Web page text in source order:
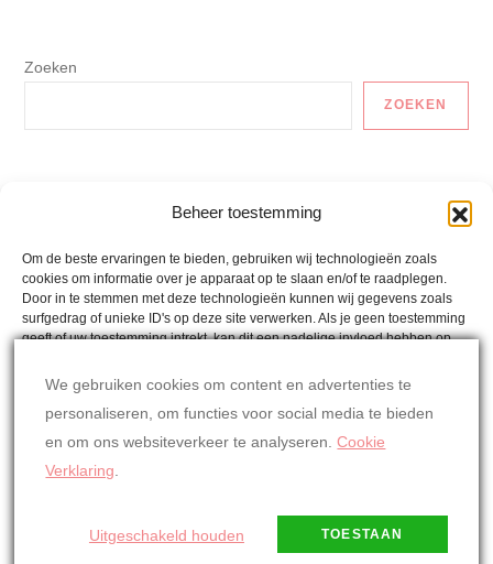
Beheer toestemming
Om de beste ervaringen te bieden, gebruiken wij technologieën zoals
cookies om informatie over je apparaat op te slaan en/of te raadplegen.
Door in te stemmen met deze technologieën kunnen wij gegevens zoals
surfgedrag of unieke ID's op deze site verwerken. Als je geen toestemming
geeft of uw toestemming intrekt, kan dit een nadelige invloed hebben op
ACCEPTEREN
BEKIJK VOORKEUREN
Zoeken
ZOEKEN
Lactosevrije Recepten
Mina´s Weetjes
Oostenrijkse Recepten
Overig
We gebruiken cookies om content en advertenties te
personaliseren, om functies voor social media te bieden
en om ons websiteverkeer te analyseren.Cookie
Verklaring
TOESTAAN
Uitgeschakeld houden